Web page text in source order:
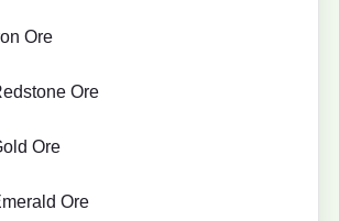
Ore
Ore
Ore
Ore